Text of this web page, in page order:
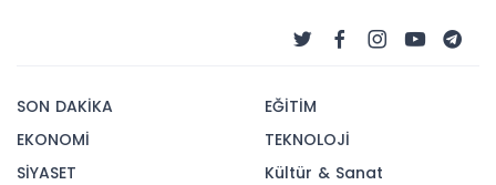
SON DAKİKA
EKONOMİ
SİYASET
EĞİTİM
TEKNOLOJİ
Kültür & Sanat